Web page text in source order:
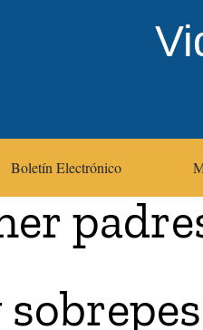
Boletín Electrónico